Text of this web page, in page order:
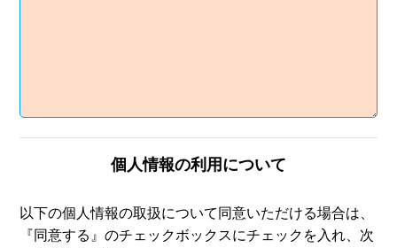
個人情報の利用について
以下の個人情報の取扱について同意いただける場合は、
『同意する』のチェックボックスにチェックを入れ、次